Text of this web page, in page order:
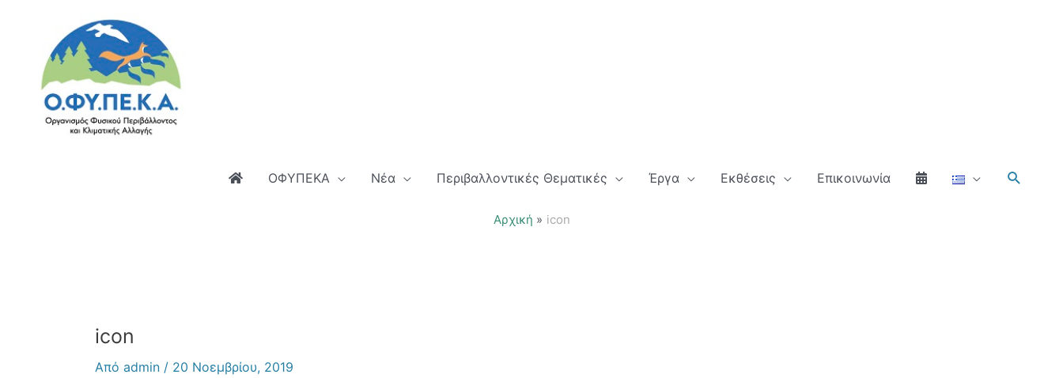
περιεχόμενο
ΟΦΥΠΕΚΑ Νέα Περιβαλλοντικές Θεματικές Έργα Εκθέσεις Επικοινωνία
Αρχική icon
icon
Από admin / 20 Νοεμβρίου, 2019